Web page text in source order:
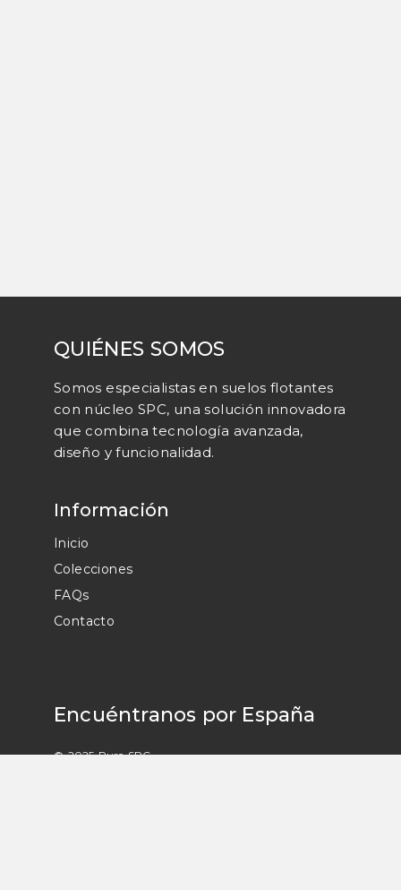
QUIÉNES SOMOS
Somos especialistas en suelos flotantes
con núcleo SPC, una solución innovadora
que combina tecnología avanzada,
diseño y funcionalidad.
Información
Inicio
Colecciones
FAQs
Contacto
Encuéntranos por España
© 2025 Pure SPC